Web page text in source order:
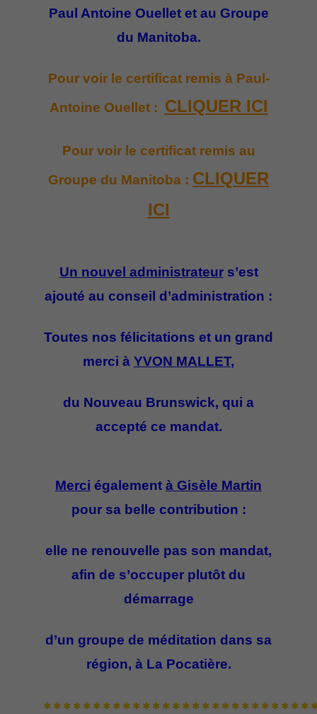
Paul Antoine Ouellet et au Groupe
du Manitoba.
Pour voir le certificat remis à Paul-
Antoine Ouellet : CLIQUER ICI
Pour voir le certificat remis au
Groupe du Manitoba : CLIQUER
ICI
Un nouvel administrateurs’est
ajouté au conseil d’administration :
Toutes nos félicitations et un grand
merci à YVON MALLET,
du Nouveau Brunswick, qui a
accepté ce mandat.
Merci également à Gisèle Martin
pour sa belle contribution :
elle ne renouvelle pas son mandat,
afin de s’occuper plutôt du
démarrage
d’un groupe de méditation dans sa
région, à La Pocatière.